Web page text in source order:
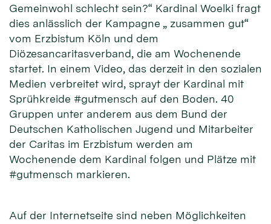
Gemeinwohl schlecht sein?“ Kardinal Woelki fragt
dies anlässlich der Kampagne „ zusammen gut“
vom Erzbistum Köln und dem
Diözesancaritasverband, die am Wochenende
startet. In einem Video, das derzeit in den sozialen
Medien verbreitet wird, sprayt der Kardinal mit
Sprühkreide #gutmensch auf den Boden. 40
Gruppen unter anderem aus dem Bund der
Deutschen Katholischen Jugend und Mitarbeiter
der Caritas im Erzbistum werden am
Wochenende dem Kardinal folgen und Plätze mit
#gutmensch markieren.
Auf der Internetseite sind neben Möglichkeiten